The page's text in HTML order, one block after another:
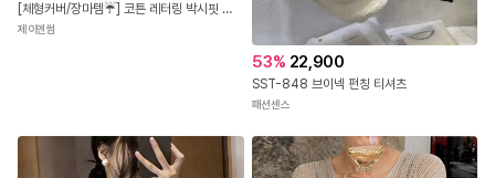
[체형커버/장마템☔] 코튼 레터링 박시핏 크롭티 오버사이즈 반팔 티셔츠 루즈핏 크롭 반팔티 면티 오버핏 4COLOR
제이앤썸
53% 22,900
SST-848 브이넥 펀칭 티셔츠
패션센스